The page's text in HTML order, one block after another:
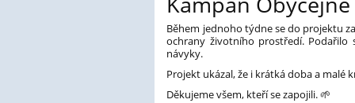
Během jednoho týdne se do projektu
ochrany životního prostředí.
návyky.
Projekt ukázal, že i krátká doba a
Děkujeme všem, kteří se zapojili. 🌱